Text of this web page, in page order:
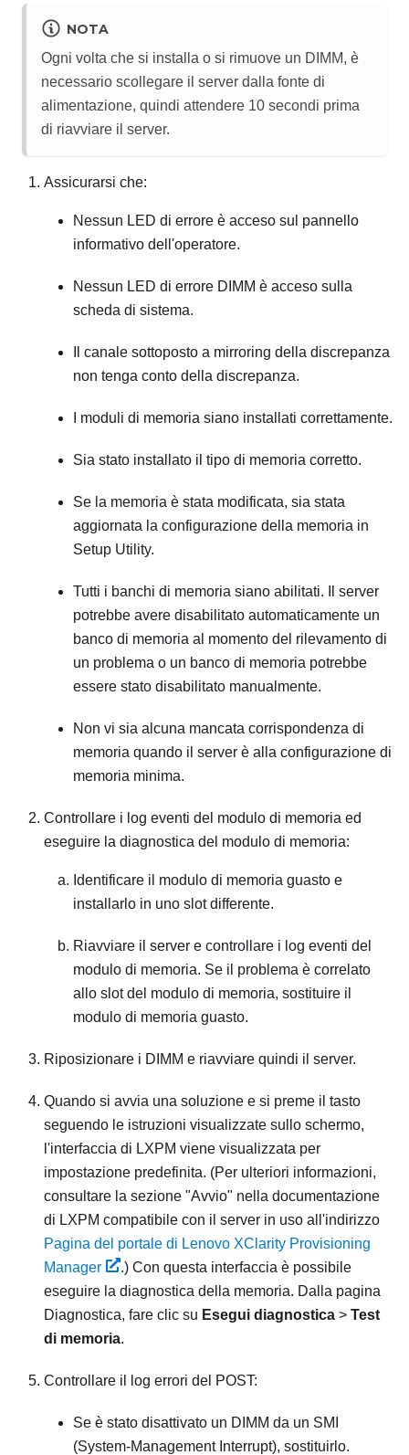
NOTA
Ogni volta che si installa o si rimuove un DIMM, è
necessario scollegare il server dalla fonte di
alimentazione, quindi attendere 10 secondi prima
di riavviare il server.
Assicurarsi che:
Nessun LED di errore è acceso sul pannello
informativo dell'operatore.
Nessun LED di errore DIMM è acceso sulla
scheda di sistema.
Il canale sottoposto a mirroring della discrepanza
non tenga conto della discrepanza.
I moduli di memoria siano installati correttamente.
Sia stato installato il tipo di memoria corretto.
Se la memoria è stata modificata, sia stata
aggiornata la configurazione della memoria in
Setup Utility.
Tutti i banchi di memoria siano abilitati. Il server
potrebbe avere disabilitato automaticamente un
banco di memoria al momento del rilevamento di
un problema o un banco di memoria potrebbe
essere stato disabilitato manualmente.
Non vi sia alcuna mancata corrispondenza di
memoria quando il server è alla configurazione di
memoria minima.
Controllare i log eventi del modulo di memoria ed
eseguire la diagnostica del modulo di memoria:
Identificare il modulo di memoria guasto e
installarlo in uno slot differente.
Riavviare il server e controllare i log eventi del
modulo di memoria. Se il problema è correlato
allo slot del modulo di memoria, sostituire il
modulo di memoria guasto.
Riposizionare i DIMM e riavviare quindi il server.
Quando si avvia una soluzione e si preme il tasto
seguendo le istruzioni visualizzate sullo schermo,
l'interfaccia di LXPM viene visualizzata per
impostazione predefinita. (Per ulteriori informazioni,
consultare la sezione "Avvio" nella documentazione
di LXPM compatibile con il server in uso all'indirizzo
Pagina del portale di Lenovo XClarity Provisioning
Manager
.)Con questa interfaccia è possibile
eseguire la diagnostica della memoria. Dalla pagina
Diagnostica, fare clic su Esegui diagnostica > Test
di memoria.
Controllare il log errori del POST:
Se è stato disattivato un DIMM da un SMI
(System-Management Interrupt), sostituirlo.